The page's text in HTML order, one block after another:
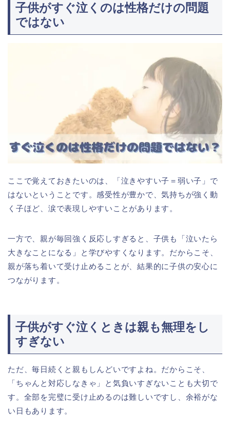
子供がすぐ泣くのは性格だけの問題
ではない
ここで覚えておきたいのは、「泣きやすい子＝弱い子」で
はないということです。感受性が豊かで、気持ちが強く動
く子ほど、涙で表現しやすいことがあります。
一方で、親が毎回強く反応しすぎると、子供も「泣いたら
大きなことになる」と学びやすくなります。だからこそ、
親が落ち着いて受け止めることが、結果的に子供の安心に
つながります。
子供がすぐ泣くときは親も無理をし
すぎない
ただ、毎日続くと親もしんどいですよね。だからこそ、
「ちゃんと対応しなきゃ」と気負いすぎないことも大切で
す。全部を完璧に受け止めるのは難しいですし、余裕がな
い日もあります。